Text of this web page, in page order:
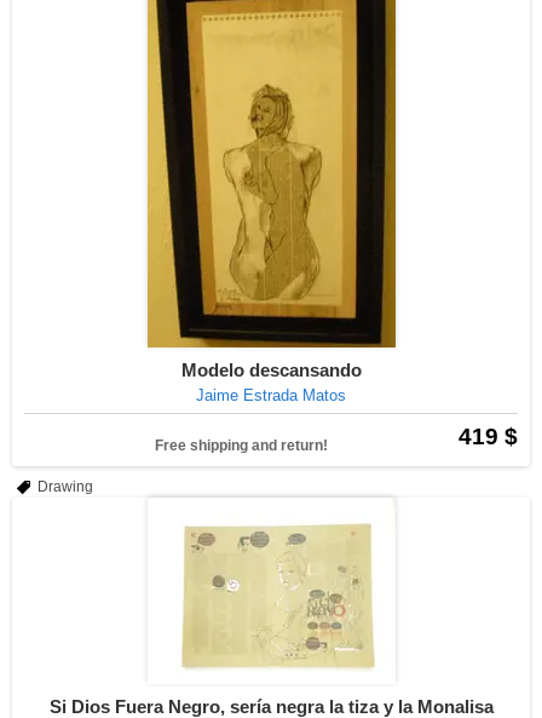
Modelo descansando
Jaime Estrada Matos
419 $
Free shipping and return!
Drawing
Si Dios Fuera Negro, sería negra la tiza y la Monalisa